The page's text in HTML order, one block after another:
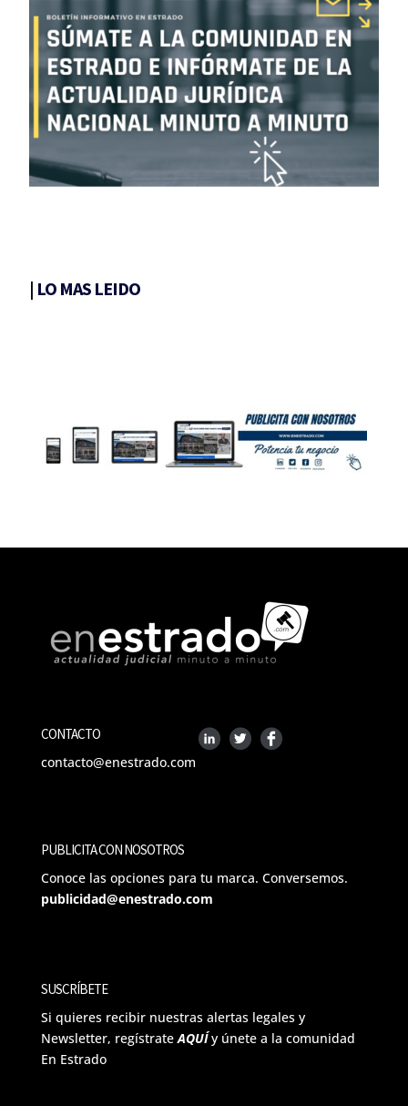
| LO MAS LEIDO
CONTACTO
contacto@enestrado.com
PUBLICITA CON NOSOTROS
Conoce las opciones para tu marca. Conversemos.
publicidad@enestrado.com
SUSCRÍBETE
Si quieres recibir nuestras alertas legales y
Newsletter, regístrateAQUÍ y únete a la comunidad
En Estrado